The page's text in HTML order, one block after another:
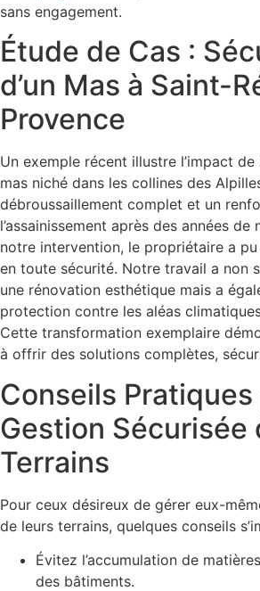
sans engagement.
Étude de Cas :
d’un Mas à Saint-
Provence
Un exemple récent illustre l’impact
mas niché dans les collines des
débroussaillement complet et un
l’assainissement après des années de
notre intervention, le propriétaire a
en toute sécurité. Notre travail a non
une rénovation esthétique mais a
protection contre les aléas
Cette transformation exemplaire
à offrir des solutions complètes,
Conseils
Gestion Sécurisée
Terrains
Pour ceux désireux de gérer eux-
de leurs terrains, quelques conseils
Évitez l’accumulation de
des bâtiments.